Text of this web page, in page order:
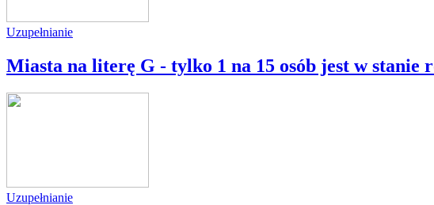
Uzupełnianie
Miasta na literę G - tylko 1 na 15 osób jest w stanie
Uzupełnianie